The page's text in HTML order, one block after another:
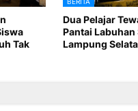
Tak
Dua Pelajar
Pantai
Lampung